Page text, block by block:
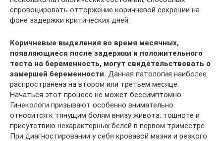
спровоцировать отторжение коричневой секреции на
фоне задержки критических дней:
Коричневые выделения во время месячных,
появляющиеся после задержки и положительного
теста на беременность, могут свидетельствовать о
замершей беременности. Данная патология наиболее
распространена на втором или третьем месяце.
Начаться этот процесс не может бессимптомно.
Гинекологи призывают особенно внимательно
относится к тянущим болям внизу живота, тошноте и
присутствию нехарактерных белей в первом триместре.
При диагностировании у себя кровавой мазни и резкого